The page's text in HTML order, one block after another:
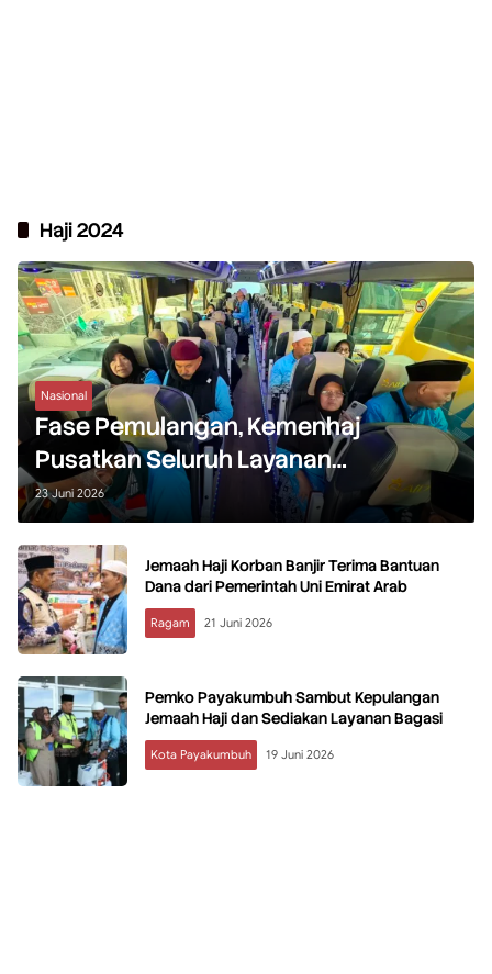
Haji 2024
Nasional
Fase Pemulangan, Kemenhaj
Pusatkan Seluruh Layanan
Operasional di Madinah
23 Juni 2026
Jemaah Haji Korban Banjir Terima Bantuan
Dana dari Pemerintah Uni Emirat Arab
Ragam 21 Juni 2026
Pemko Payakumbuh Sambut Kepulangan
Jemaah Haji dan Sediakan Layanan Bagasi
Kota Payakumbuh 19 Juni 2026